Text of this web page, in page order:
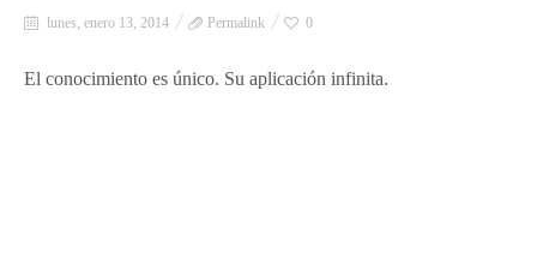
lunes, enero 13, 2014 Permalink 0
El conocimiento es único. Su aplicación infinita.